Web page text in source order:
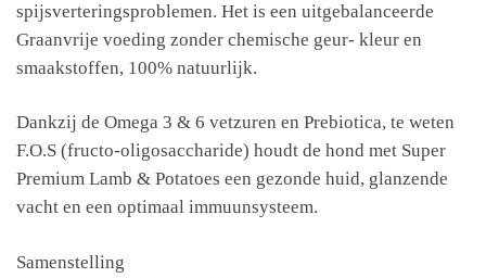
spijsverteringsproblemen. Het is een uitgebalanceerde
Graanvrije voeding zonder chemische geur- kleur en
smaakstoffen, 100% natuurlijk.
Dankzij de Omega 3 & 6 vetzuren en Prebiotica, te weten
F.O.S (fructo-oligosaccharide) houdt de hond met Super
Premium Lamb & Potatoes een gezonde huid, glanzende
vacht en een optimaal immuunsysteem.
Samenstelling